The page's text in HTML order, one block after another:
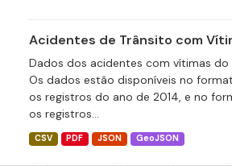
Acidentes de Trânsito com
Dados dos acidentes com vítimas do
Os dados estão disponíveis no
os registros do ano de 2014, e no
os registros...
CSV PDF JSON GeoJSON